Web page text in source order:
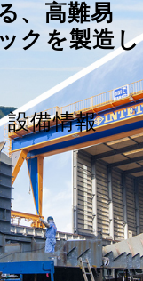
、 高難易
クを製造し
設備情報